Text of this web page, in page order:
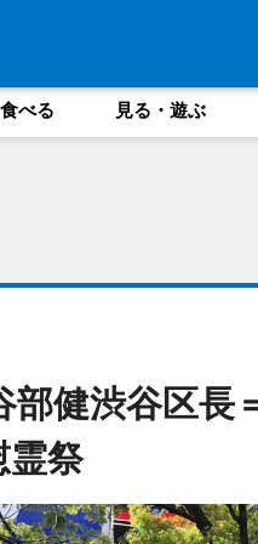
食べる 見る・遊ぶ
部健渋谷区長
霊祭